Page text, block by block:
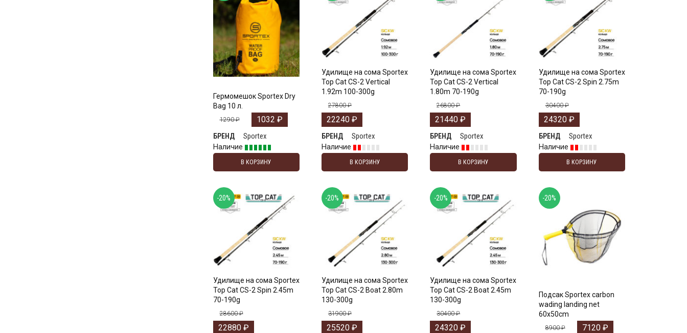
Гермомешок Sportex Dry
Bag 10 л.
1290₽ 1032 ₽
БРЕНД
Sportex
Наличие
В КОРЗИНУ
Удилище на сома Sportex
Top Cat CS-2 Vertical
1.92m 100-300g
27800₽
22240 ₽
БРЕНД
Sportex
Наличие
В КОРЗИНУ
Удилище на сома Sportex
Top Cat CS-2 Vertical
1.80m 70-190g
26800₽
21440₽
БРЕНД
Sportex
Наличие
В КОРЗИНУ
Удилище на сома Sportex
Top Cat CS-2 Spin 2.75m
70-190g
30400₽
24320 ₽
БРЕНД
Sportex
Наличие
В КОРЗИНУ
Удилище на сома Sportex
Top Cat CS-2 Spin 2.45m
70-190g
28600₽
22880 ₽
-20%
Удилище на сома Sportex
Top Cat CS-2 Boat 2.80m
130-300g
31900₽
25520 ₽
-20%
Удилище на сома Sportex
Top Cat CS-2 Boat 2.45m
130-300g
30400₽
24320₽
-20%
Подсак Sportex carbon
wading landing net
60x50cm
8900₽ 7120 ₽
-20%